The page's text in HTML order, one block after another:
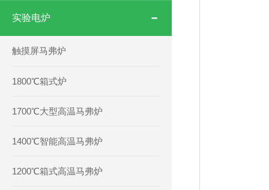
实验电炉
触摸屏马弗炉
1800℃箱式炉
1700℃大型高温马弗炉
1400℃智能高温马弗炉
1200℃箱式高温马弗炉